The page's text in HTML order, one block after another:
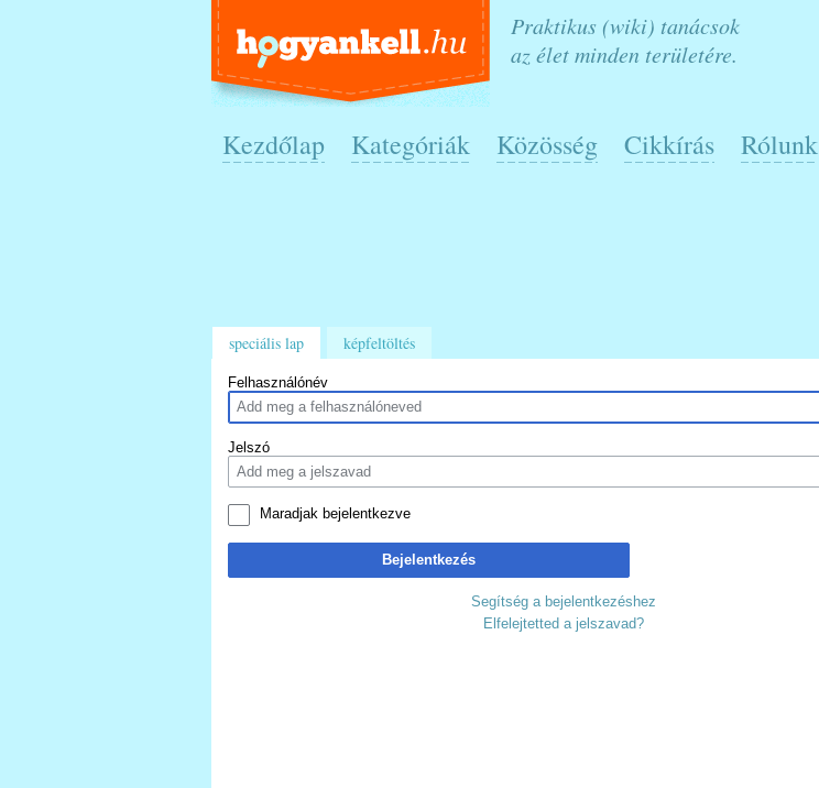
Praktikus (wiki) tanácsok
az élet minden területére.
Kezdőlap Kategóriák Közösség Cikkírás Rólunk
speciális lap képfeltöltés
Felhasználónév
Jelszó
Maradjak bejelentkezve
Bejelentkezés
Segítség a bejelentkezéshez
Elfelejtetted a jelszavad?